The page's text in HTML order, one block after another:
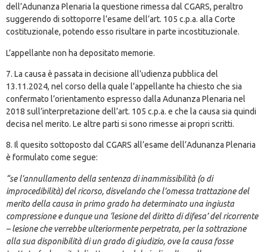
dell’Adunanza Plenaria la questione rimessa dal CGARS, peraltro
suggerendo di sottoporre l’esame dell’art. 105 c.p.a. alla Corte
costituzionale, potendo esso risultare in parte incostituzionale.
L’appellante non ha depositato memorie.
7. La causa è passata in decisione all’udienza pubblica del
13.11.2024, nel corso della quale l’appellante ha chiesto che sia
confermato l’orientamento espresso dalla Adunanza Plenaria nel
2018 sull’interpretazione dell’art. 105 c.p.a. e che la causa sia quindi
decisa nel merito. Le altre parti si sono rimesse ai propri scritti.
8. Il quesito sottoposto dal CGARS all’esame dell’Adunanza Plenaria
è formulato come segue:
“se l’annullamento della sentenza di inammissibilità (o di
improcedibilità) del ricorso, disvelando che l’omessa trattazione del
merito della causa in primo grado ha determinato una ingiusta
compressione e dunque una ‘lesione del diritto di difesa’ del ricorrente
– lesione che verrebbe ulteriormente perpetrata, per la sottrazione
alla sua disponibilità di un grado di giudizio, ove la causa fosse